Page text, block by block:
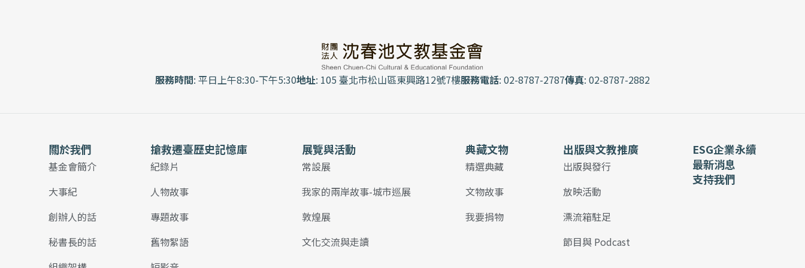
服務時間: 平日上午8:30-下午5:30地址: 105 臺北市松山區東興路12號7樓服務電話: 02-8787-2787傳真: 02-8787-2882
關於我們
基金會簡介
大事紀
創辦人的話
秘書長的話
搶救遷臺歷史記憶庫
紀錄片
人物故事
專題故事
舊物絮語
展覽與活動
常設展
我家的兩岸故事-城市巡展
敦煌展
文化交流與走讀
典藏文物
精選典藏
文物故事
我要捐物
出版與文教推廣
出版與發行
放映活動
漂流箱駐足
節目與 Podcast
ESG企業永續
最新消息
支持我們